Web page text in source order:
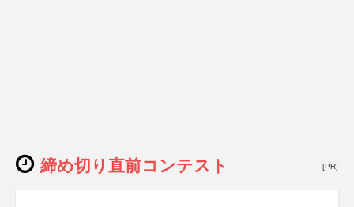
締め切り直前コンテスト [PR]